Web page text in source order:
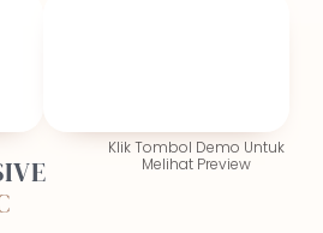
Klik Tombol Demo Untuk
Melihat Preview